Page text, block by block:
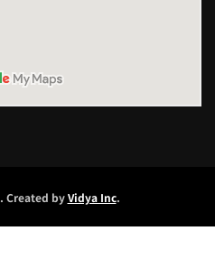
Created byVidya Inc.